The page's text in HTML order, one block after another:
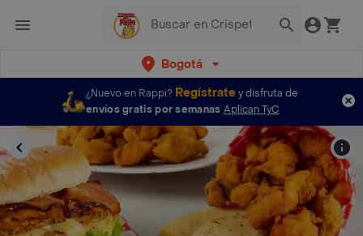
Bogotá
¿Nuevo en Rappi? Regístratey disfruta de
envíos gratis por semanas Aplican TyC